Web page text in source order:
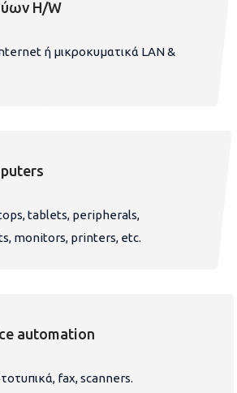
H/W
ή μικροκυματικά LAN &
tablets, peripherals,
monitors, printers, etc.
automation
fax, scanners.